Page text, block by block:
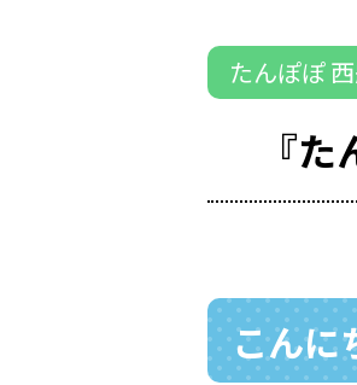
たんぽぽ
『
こん